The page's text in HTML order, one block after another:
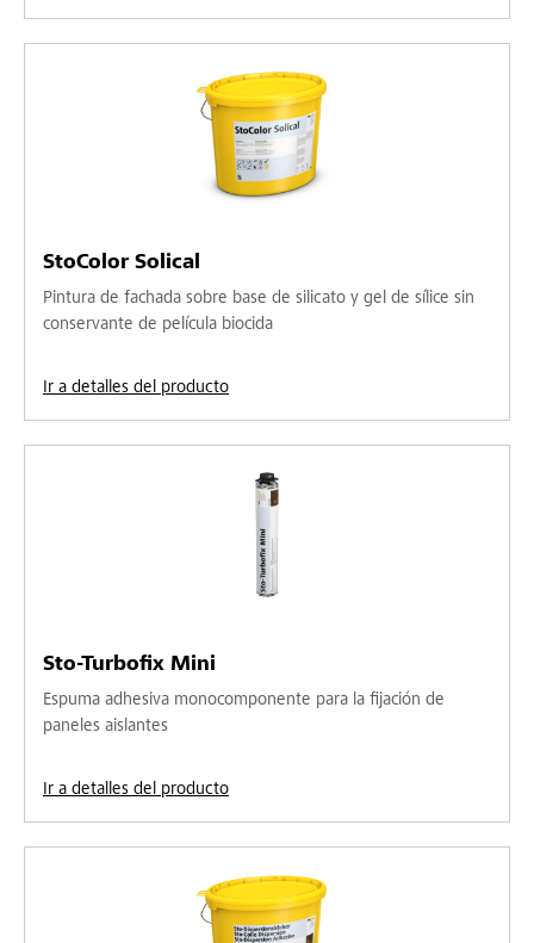
StoColor Solical
Pintura de fachada sobre base de silicato y gel de sílice sin
conservante de película biocida
Ir a detalles del producto
Sto-Turbofix Mini
Espuma adhesiva monocomponente para la fijación de
paneles aislantes
Ir a detalles del producto